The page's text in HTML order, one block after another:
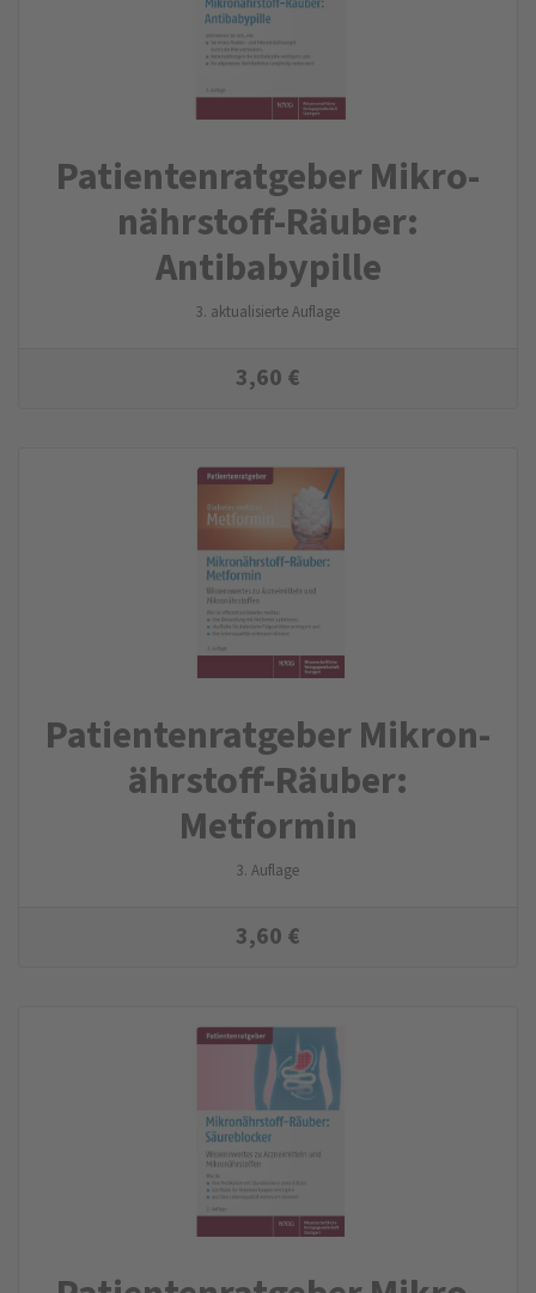
Patienten­ratgeber Mikro­
nährstoff-Räuber:
Antibabypille
3. aktualisierte Auflage
3,60 €
Patienten­ratgeber Mikron­
ährstoff-Räuber:
Metformin
3. Auflage
3,60 €